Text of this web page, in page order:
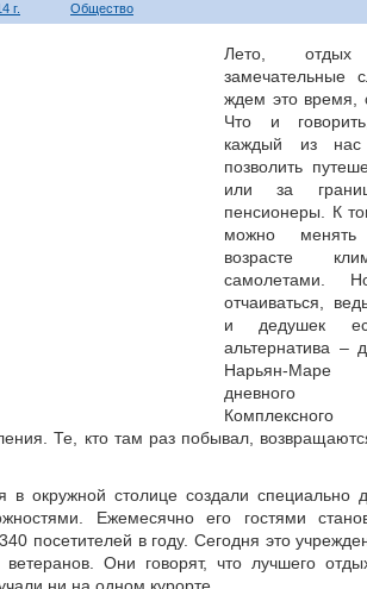
г. Общество
Лето,
замечательные
ждем это время,
Что и
каждый из
позволить
или за
пенсионеры. К
можно
возрасте
самолетами.
отчаиваться,
и дедушек
альтернатива –
Нарьян-Маре
дневного
Те, кто там раз побывал,
в окружной столице создали специально
Ежемесячно его гостями
посетителей в году. Сегодня это
Они говорят, что лучшего